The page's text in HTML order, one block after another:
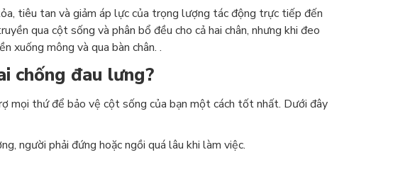
tiêu tan và giảm áp lực của trọng lượng tác động trực tiếp đến
qua cột sống và phân bổ đều cho cả hai chân, nhưng khi đeo
xuống mông và qua bàn chân. .
chống đau lưng?
mọi thứ để bảo vệ cột sống của bạn một cách tốt nhất. Dưới đây
người phải đứng hoặc ngồi quá lâu khi làm việc.